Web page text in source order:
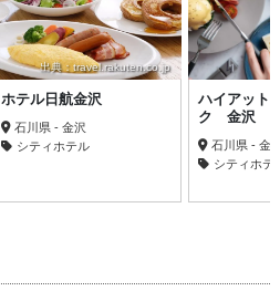
出典：travel.rakuten.co.jp
ホテル日航金沢
石川県 - 金沢
シティホテル
ハイアット
ク 金沢
石川県 - 金
シティホテ